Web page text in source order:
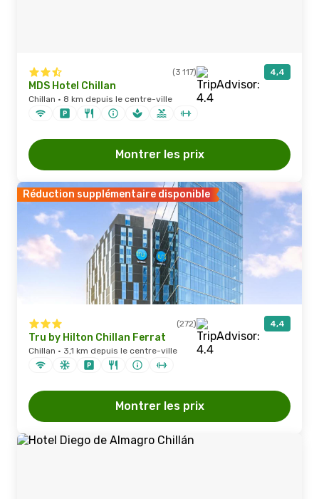
(3 117) 4,4
MDS Hotel Chillan
Chillan · 8 km depuis le centre-ville
Montrer les prix
Réduction supplémentaire disponible
(272) 4,4
Tru by Hilton Chillan Ferrat
Chillan · 3,1 km depuis le centre-ville
Montrer les prix